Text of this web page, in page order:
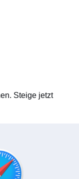
Steige jetzt